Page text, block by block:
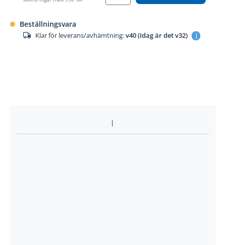
Beställningsvara
Klar för leverans/avhämtning:v40 (Idag är det v32)